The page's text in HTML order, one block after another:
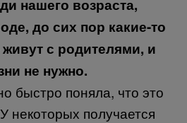
нашего возраста,
до сих пор какие-то
с родителями, и
не нужно.
быстро поняла, что это
некоторых получается